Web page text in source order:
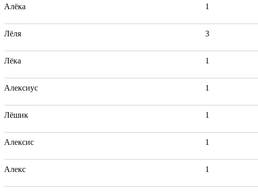
Алёка 1
Лёля 3
Лёка 1
Алексиус 1
Лёшик 1
Алексис 1
Алекс 1